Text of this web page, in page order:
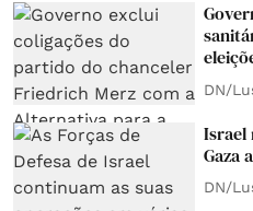
DN/
Israel
Gaza
DN/